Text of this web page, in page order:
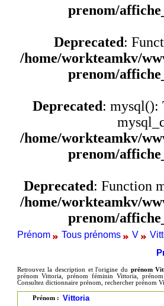
prenom/
Deprecated:
/home/workteamkv/
prenom/
Deprecated: mysql():
/home/workteamkv/
prenom/
Deprecated: Function
/home/workteamkv/
prenom/
Prénom Tous prénoms V
Retrouvez la description et l'origine du prénom
prénom Vittoria, prénom féminin Vittoria,
Consultez dictionnaire prénom, rechercher prénom
Prénom : Vittoria